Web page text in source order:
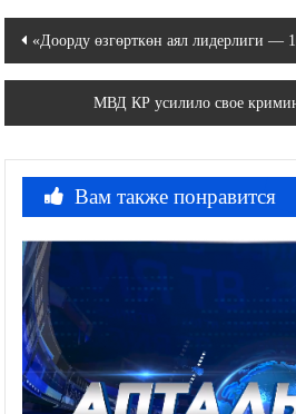
Навигация
по
записям
«Доорду өзгөрткөн аял лидерлиги —
МВД КР усилило свое
Вам также понравится